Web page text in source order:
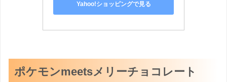
Yahoo!ショッピングで見る
ポケモンmeetsメリーチョコレート